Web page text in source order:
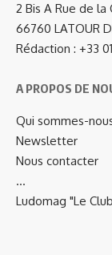
2 Bis A Rue de la
66760 LATOUR
Rédaction : +33
A PROPOS DE
Qui sommes-
Newsletter
Nous contacter
…
Ludomag "Le